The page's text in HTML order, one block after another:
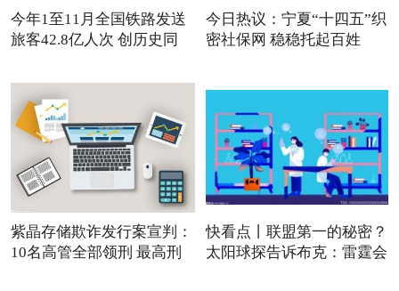
今年1至11月全国铁路发送
旅客42.8亿人次 创历史同
今日热议：宁夏“十四五”织
密社保网 稳稳托起百姓
紫晶存储欺诈发行案宣判：
10名高管全部领刑 最高刑
快看点丨联盟第一的秘密？
太阳球探告诉布克：雷霆会